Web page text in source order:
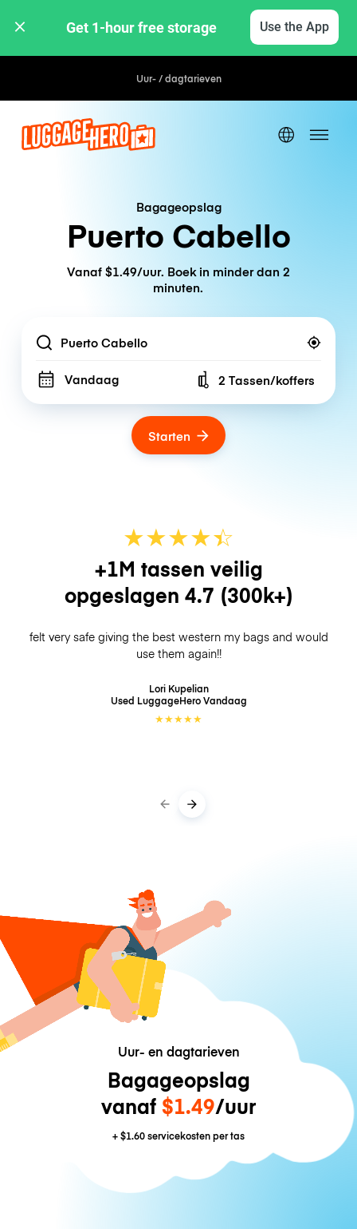
Get 1-hour free storage Use the App
Uur- / dagtarieven
Bagageopslag
Puerto Cabello
Vanaf $1.49/uur. Boek in minder dan 2
minuten.
Location
Vandaag Number of bags
2 Tassen/koffers
Starten
★★★★☆
★
+1M tassen veilig
opgeslagen 4.7 (300k+)
felt very safe giving the best western my bags and would
use them again!!
Lori Kupelian
Used LuggageHeroVandaag
★★★★★
Uur- en dagtarieven
Bagageopslag
vanaf $1.49/uur
+$1.60servicekosten per tas